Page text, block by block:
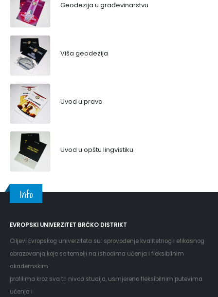
Geodezija u građevinarstvu
Viša geodezija
Uvod u pravo
Uvod u opštu lingvistiku
Info
EVROPSKI UNIVERZITET BRČKO DISTRIKT
Ciljevi Evropskog univerziteta su: sprovođenje kvalitetnog i efikasnog
obrazovanja koje se temelji na ishodima učenja i fleksibilnim
akademskim
profilima kroz sva tri nivoa studija, usmjereno fleksibilnim putevima
učenja i